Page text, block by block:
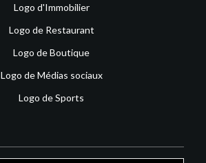
Logo d'Immobilier
Logo de Restaurant
Logo de Boutique
Logo de Médias sociaux
Logo de Sports